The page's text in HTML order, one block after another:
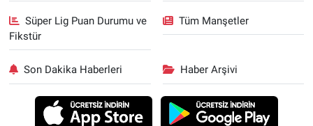
Süper Lig Puan Durumu ve
Fikstür
Tüm Manşetler
Son Dakika Haberleri Haber Arşivi